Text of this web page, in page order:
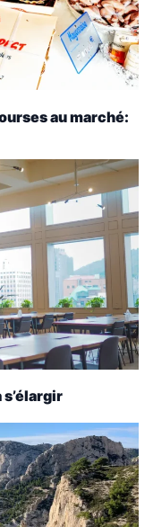
au marché: